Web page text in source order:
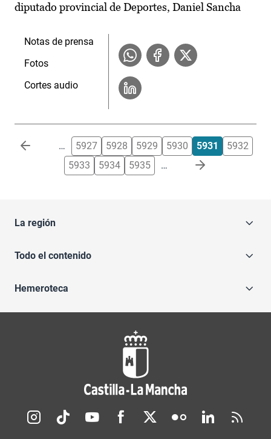
diputado provincial de Deportes, Daniel Sancha
Notas de prensa
Fotos
Cortes audio
Paginación … 5927 5928 5929 5930 5931
5932
5933
5934 5935 …
La región
Todo el contenido
Hemeroteca
Redes sociales JCCM